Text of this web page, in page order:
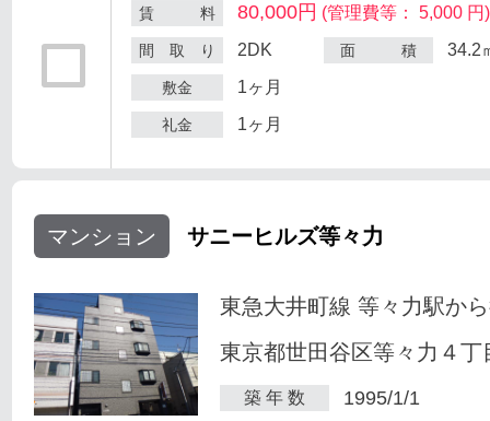
賃 料 80,000円 (管理費等： 5,000 円)
間 取 り 2DK 面 積 34.2
敷金 1ヶ月
礼金 1ヶ月
マンション サニーヒルズ等々力
東急大井町線 等々力駅か
東京都世田谷区等々力４丁
築 年 数 1995/1/1